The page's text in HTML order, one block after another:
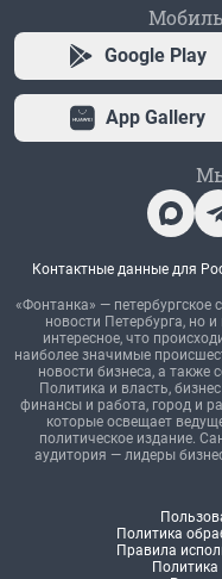
Google Play
App Gallery
Контактные данные для
«Фонтанка» — петербургское
новости Петербурга, но
интересное, что
наиболее значимые
новости бизнеса, а также
Политика и власть,
финансы и работа, город и
которые освещает
политическое издание.
аудитория — лидеры
Политика
Правила